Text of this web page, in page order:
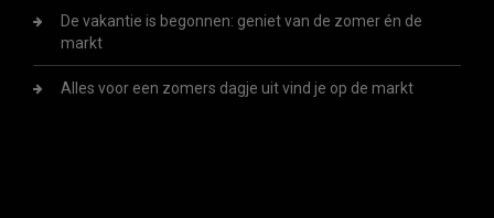
De vakantie is begonnen: geniet van de zomer én de
markt
Alles voor een zomers dagje uit vind je op de markt